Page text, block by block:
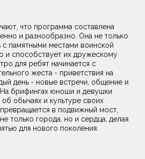
что программа составлена
и разнообразно. Она не только
памятными местами воинской
и способствует их дружескому
для ребят начинается с
жеста - приветствия на
день - новые встречи, общение и
брифингах юноши и девушки
об обычаях и культуре своих
в подвижный мост,
только города, но и сердца, делая
для нового поколения.